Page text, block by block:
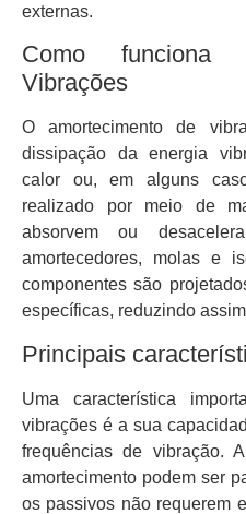
externas.
Como funciona
Vibrações
O amortecimento de
dissipação da energia
calor ou, em alguns
realizado por meio de
absorvem ou
amortecedores, molas e
componentes são
específicas, reduzindo
Principais
Uma característica
vibrações é a sua
frequências de vibração.
amortecimento podem ser
os passivos não requerem